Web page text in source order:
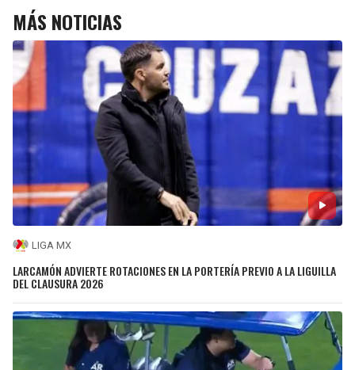
MÁS NOTICIAS
LIGA MX
LARCAMÓN ADVIERTE ROTACIONES EN LA PORTERÍA PREVIO A LA LIGUILLA
DEL CLAUSURA 2026